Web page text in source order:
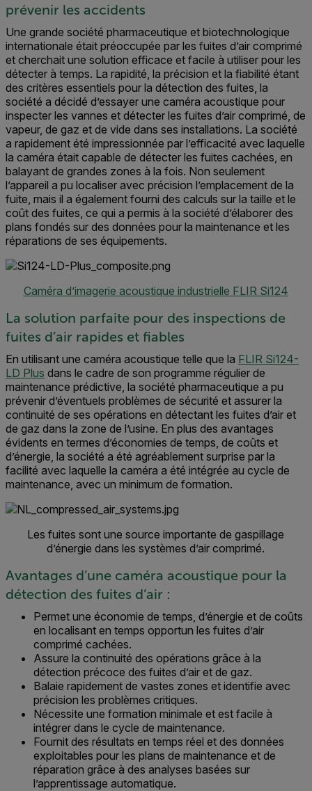
prévenir les accidents
Une grande société pharmaceutique et biotechnologique
internationale était préoccupée par les fuites d’air comprimé
et cherchait une solution efficace et facile à utiliser pour les
détecter à temps. La rapidité, la précision et la fiabilité étant
des critères essentiels pour la détection des fuites, la
société a décidé d’essayer une caméra acoustique pour
inspecter les vannes et détecter les fuites d’air comprimé, de
vapeur, de gaz et de vide dans ses installations. La société
a rapidement été impressionnée par l’efficacité avec laquelle
la caméra était capable de détecter les fuites cachées, en
balayant de grandes zones à la fois. Non seulement
l’appareil a pu localiser avec précision l’emplacement de la
fuite, mais il a également fourni des calculs sur la taille et le
coût des fuites, ce qui a permis à la société d’élaborer des
plans fondés sur des données pour la maintenance et les
réparations de ses équipements.
Caméra d’imagerie acoustique industrielle FLIR Si124
La solution parfaite pour des inspections de
fuites d’air rapides et fiables
En utilisant une caméra acoustique telle que la FLIR Si124-
LD Plus dans le cadre de son programme régulier de
maintenance prédictive, la société pharmaceutique a pu
prévenir d’éventuels problèmes de sécurité et assurer la
continuité de ses opérations en détectant les fuites d’air et
de gaz dans la zone de l’usine. En plus des avantages
évidents en termes d’économies de temps, de coûts et
d’énergie, la société a été agréablement surprise par la
facilité avec laquelle la caméra a été intégrée au cycle de
maintenance, avec un minimum de formation.
Les fuites sont une source importante de gaspillage
d’énergie dans les systèmes d’air comprimé.
Avantages d’une caméra acoustique pour la
détection des fuites d’air :
Permet une économie de temps, d’énergie et de coûts
en localisant en temps opportun les fuites d’air
comprimé cachées.
Assure la continuité des opérations grâce à la
détection précoce des fuites d’air et de gaz.
Balaie rapidement de vastes zones et identifie avec
précision les problèmes critiques.
Nécessite une formation minimale et est facile à
intégrer dans le cycle de maintenance.
Fournit des résultats en temps réel et des données
exploitables pour les plans de maintenance et de
réparation grâce à des analyses basées sur
l’apprentissage automatique.